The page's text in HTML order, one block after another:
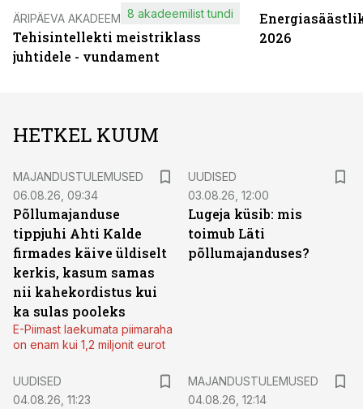
ÄRIPÄEVA AKADEEMIA
Tehisintellekti meistriklass
juhtidele - vundament
8 akadeemilist tundi
2026
HETKEL KUUM
MAJANDUSTULEMUSED
06.08.26, 09:34
Põllumajanduse
tippjuhi Ahti Kalde
firmades käive üldiselt
kerkis, kasum samas
nii kahekordistus kui
ka sulas pooleks
E-Piimast laekumata piimaraha
on enam kui 1,2 miljonit eurot
UUDISED
03.08.26, 12:00
Lugeja küsib: mis
toimub Läti
põllumajanduses?
UUDISED
04.08.26, 11:23
MAJANDUSTULEMUSED
04.08.26, 12:14